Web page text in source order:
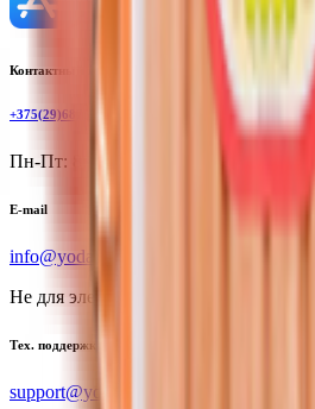
Контактный телефон
+375(29)6875999
Пн-Пт: 8:00 - 17:00
E-mail
info@yoda.by
Не для электронных обращений
Тех. поддержка
support@yoda.by